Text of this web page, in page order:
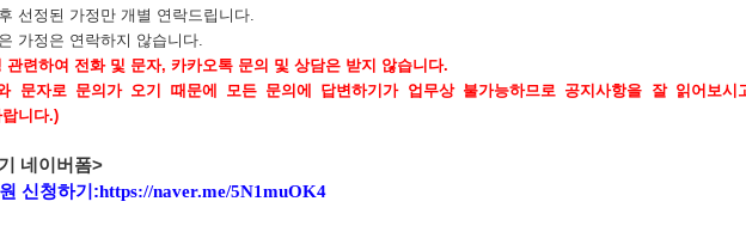
선정된 가정만 개별 연락드립니다.
가정은 연락하지 않습니다.
관련하여 전화 및 문자, 카카오톡 문의 및 상담은 받지 않습니다.
문자로 문의가 오기 때문에 모든 문의에 답변하기가 업무상 불가능하므로 공지사항을 잘 읽어보시
니다.)
네이버폼>
신청하기 :https://naver.me/5N1muOK4